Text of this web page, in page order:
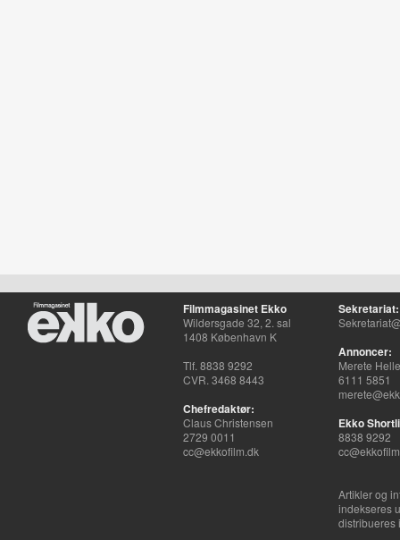
Filmmagasinet Ekko
Wildersgade 32, 2. sal
1408 København K
Tlf. 8838 9292
CVR. 3468 8443
Chefredaktør:
Claus Christensen
2729 0011
cc@ekkofilm.dk
Sekretariat:
Annoncer:
Merete
6111 5851
Ekko
8838 9292
Artikler og
indekseres
distribueres